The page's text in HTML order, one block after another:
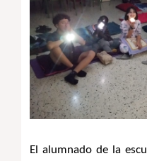
El alumnado de la